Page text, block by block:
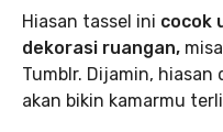
Hiasan tassel ini cocok
dekorasi ruangan,
Tumblr. Dijamin, hiasan
akan bikin kamarmu